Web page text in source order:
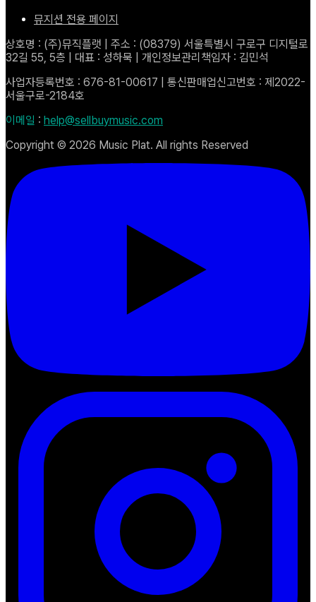
뮤지션 전용 페이지
상호명 : (주)뮤직플랫 | 주소 : (08379) 서울특별시 구로구 디지털로
32길 55, 5층 | 대표 : 성하묵 | 개인정보관리책임자 : 김민석
사업자등록번호 : 676-81-00617 | 통신판매업신고번호 : 제2022-
서울구로-2184호
이메일 : help@sellbuymusic.com
Copyright © 2026 Music Plat. All rights Reserved